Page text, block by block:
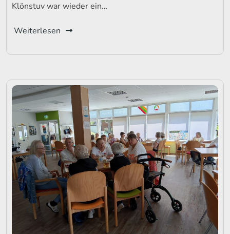
Klönstuv war wieder ein…
Weiterlesen